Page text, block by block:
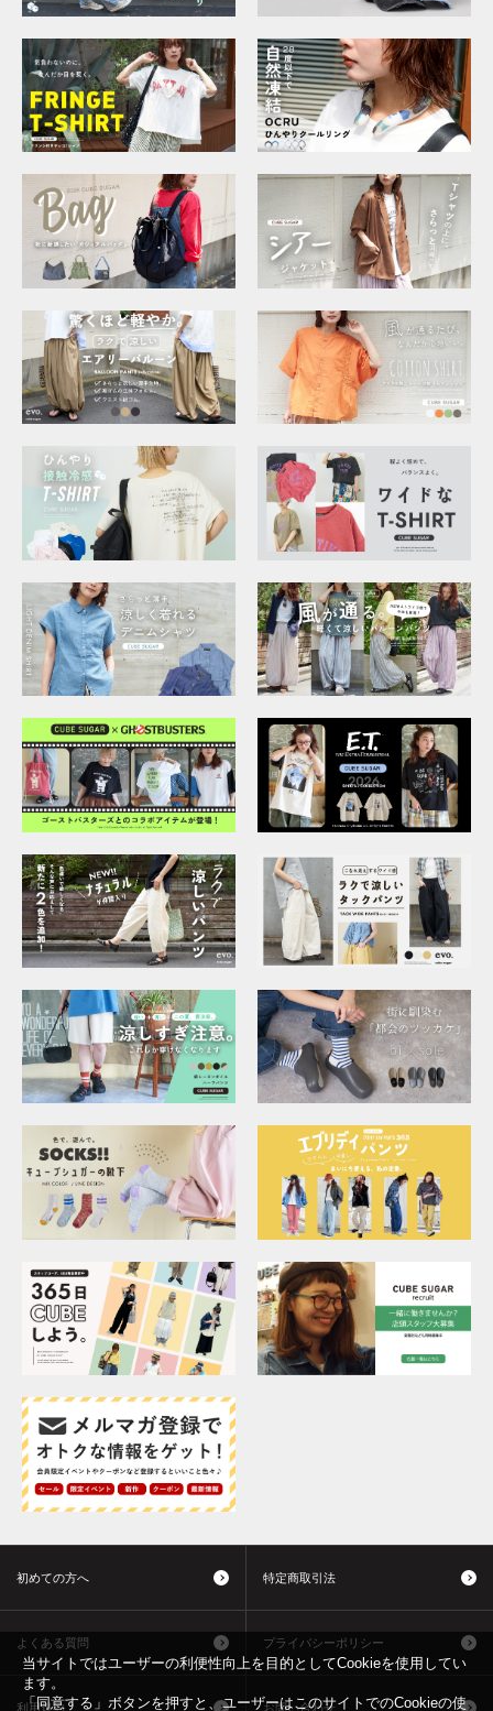
初めての方へ 特定商取引法
よくある質問 プライバシーポリシー
利用規約 お問い合わせ
当サイトではユーザーの利便性向上を目的としてCookieを使用してい
ます。
「同意する」ボタンを押すと、ユーザーはこのサイトでのCookieの使